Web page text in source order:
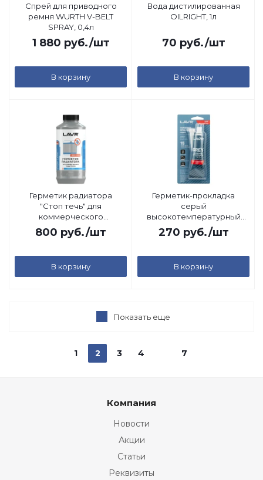
Спрей для приводного
ремня WURTH V-BELT
SPRAY, 0,4л
1 880 руб./шт
В корзину
Вода дистилированная
OILRIGHT, 1л
70 руб./шт
В корзину
Герметик радиатора
"Стоп течь" для
коммерческого
транспорта LAVR, 1 л
800 руб./шт
В корзину
Герметик-прокладка
серый
высокотемпературный
Grey LAVR, 85гр
270 руб./шт
В корзину
Показать еще
1 2 3 4 7
Компания
Новости
Акции
Статьи
Реквизиты